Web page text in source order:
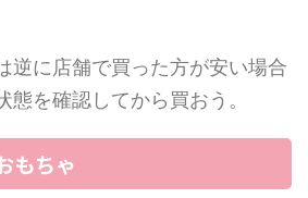
逆に店舗で買った方が安い場合
態を確認してから買おう。
もちゃ